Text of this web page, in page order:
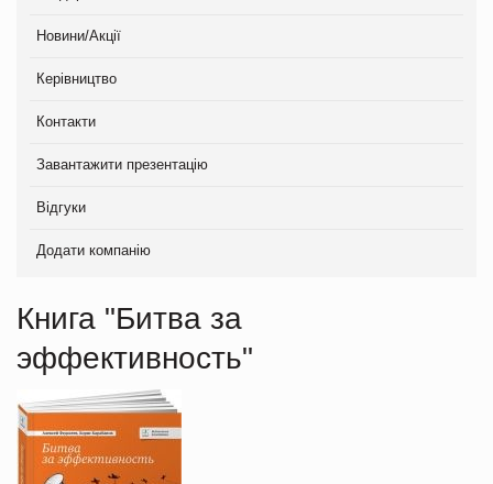
Новини/Акції
Керівництво
Контакти
Завантажити презентацію
Відгуки
Додати компанію
Книга "Битва за
эффективность"